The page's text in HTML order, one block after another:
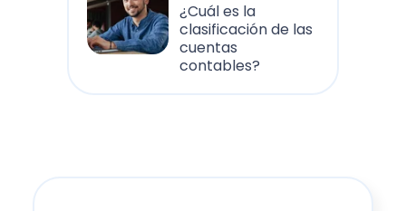
¿Cuál es la
clasificación de las
cuentas
contables?